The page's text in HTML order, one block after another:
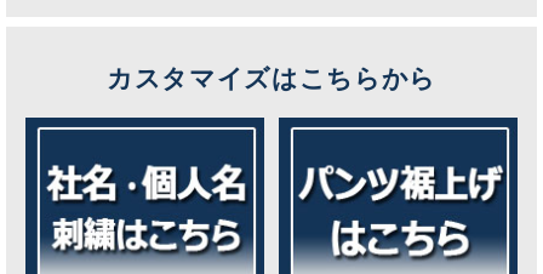
カスタマイズはこちらから